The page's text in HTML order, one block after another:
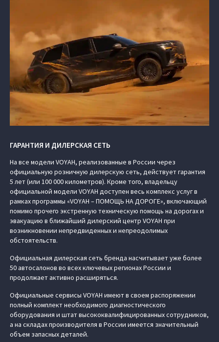
ГАРАНТИЯ И ДИЛЕРСКАЯ СЕТЬ
На все модели VOYAH, реализованные в России через
официальную розничную дилерскую сеть, действует гарантия
5 лет (или 100 000 километров). Кроме того, владельцу
официальной модели VOYAH доступен весь комплекс услуг в
рамках программы «VOYAH – ПОМОЩЬ НА ДОРОГЕ», включающий
помимо прочего экстренную техническую помощь на дорогах и
эвакуацию в ближайший дилерский центр VOYAH при
возникновении непредвиденных и непреодолимых
обстоятельств.
Официальная дилерская сеть бренда насчитывает уже более
50 автосалонов во всех ключевых регионах России и
продолжает активно расширяться.
Официальные сервисы VOYAH имеют в своем распоряжении
полный комплект необходимого диагностического
оборудования и штат высококвалифицированных сотрудников,
а на складах производителя в России имеется значительный
объем запасных деталей.